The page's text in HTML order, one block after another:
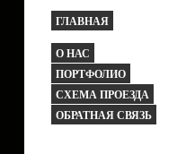
ГЛАВНАЯ
О НАС
ПОРТФОЛИО
СХЕМА ПРОЕЗДА
ОБРАТНАЯ СВЯЗЬ